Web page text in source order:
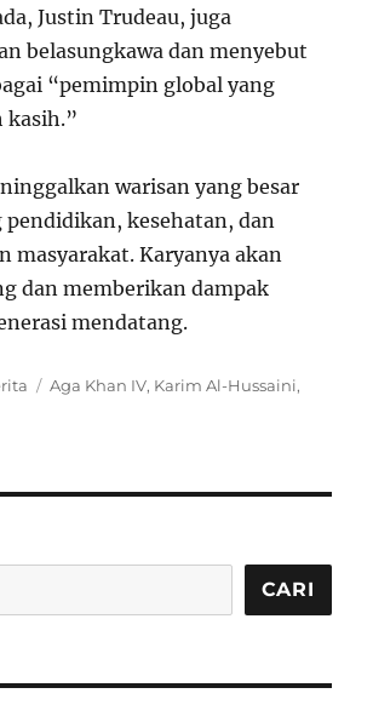
Justin Trudeau, juga
belasungkawa dan menyebut
“pemimpin global yang
kasih.”
warisan yang besar
pendidikan, kesehatan, dan
masyarakat. Karyanya akan
dan memberikan dampak
mendatang.
Tags
Aga Khan IV, Karim Al-Hussaini,
CARI